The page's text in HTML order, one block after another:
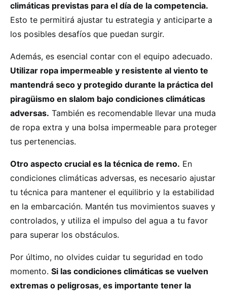
climáticas previstas para el día de la competencia.
Esto te permitirá ajustar tu estrategia y anticiparte a
los posibles desafíos que puedan surgir.
Además, es esencial contar con el equipo adecuado.
Utilizar ropa impermeable y resistente al viento te
mantendrá seco y protegido durante la práctica del
piragüismo en slalom bajo condiciones climáticas
adversas. También es recomendable llevar una muda
de ropa extra y una bolsa impermeable para proteger
tus pertenencias.
Otro aspecto crucial es la técnica de remo. En
condiciones climáticas adversas, es necesario ajustar
tu técnica para mantener el equilibrio y la estabilidad
en la embarcación. Mantén tus movimientos suaves y
controlados, y utiliza el impulso del agua a tu favor
para superar los obstáculos.
Por último, no olvides cuidar tu seguridad en todo
momento. Si las condiciones climáticas se vuelven
extremas o peligrosas, es importante tener la